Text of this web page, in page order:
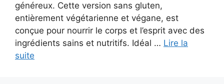
généreux. Cette version sans gluten,
entièrement végétarienne et végane, est
conçue pour nourrir le corps et l’esprit avec des
ingrédients sains et nutritifs. Idéal … Lire la
suite